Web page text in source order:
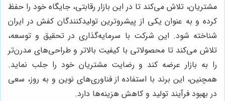
مشتریان، تلاش می‌کند تا در این بازار رقابتی، جایگاه خود را حفظ
کرده و به عنوان یکی از پیشروترین تولیدکنندگان کفش در ایران
شناخته شود. این شرکت با سرمایه‌گذاری در تحقیق و توسعه،
تلاش می‌کند تا محصولاتی با کیفیت بالاتر و طراحی‌های مدرن‌تر
را به بازار عرضه کند و رضایت مشتریان خود را جلب نماید.
همچنین، این برند با استفاده از فناوری‌های نوین و به روز، سعی
در بهبود فرآیند تولید و کاهش هزینه‌ها دارد.